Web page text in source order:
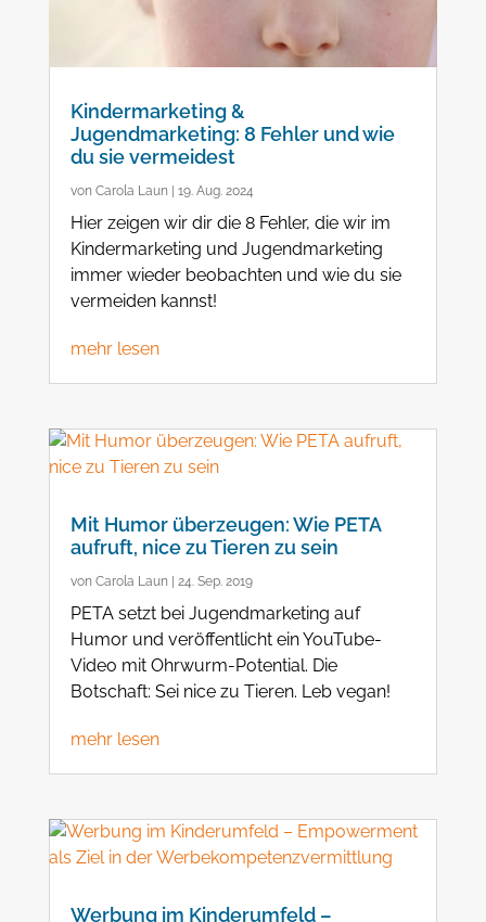
Kindermarketing &
Jugendmarketing: 8 Fehler und wie
du sie vermeidest
von Carola Laun| 19. Aug. 2024
Hier zeigen wir dir die 8 Fehler, die wir im
Kindermarketing und Jugendmarketing
immer wieder beobachten und wie du sie
vermeiden kannst!
mehr lesen
Mit Humor überzeugen: Wie PETA
aufruft, nice zu Tieren zu sein
von Carola Laun| 24. Sep. 2019
PETA setzt bei Jugendmarketing auf
Humor und veröffentlicht ein YouTube-
Video mit Ohrwurm-Potential. Die
Botschaft: Sei nice zu Tieren. Leb vegan!
mehr lesen
Werbung im Kinderumfeld –